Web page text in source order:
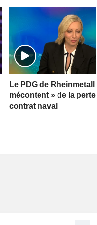
Le PDG de
mécontent » de la
contrat naval